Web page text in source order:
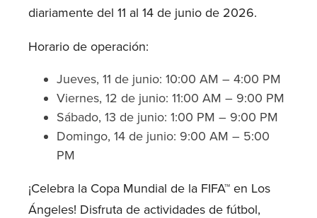
diariamente del 11 al 14 de junio de 2026.
Horario de operación:
Jueves, 11 de junio: 10:00 AM – 4:00 PM
Viernes, 12 de junio: 11:00 AM – 9:00 PM
Sábado, 13 de junio: 1:00 PM – 9:00 PM
Domingo, 14 de junio: 9:00 AM – 5:00
PM
¡Celebra la Copa Mundial de la FIFA™ en Los
Ángeles! Disfruta de actividades de fútbol,